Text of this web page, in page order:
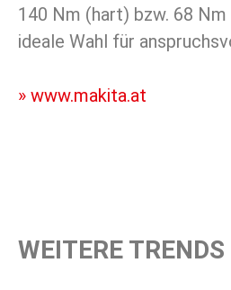
140 Nm (hart) bzw. 68
ideale Wahl für
» www.makita.at
WEITERE TRENDS